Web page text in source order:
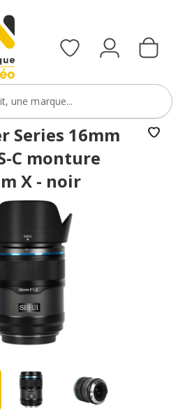
Series 16mm
C monture
X - noir